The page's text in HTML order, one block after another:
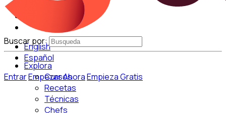
English
Español
EntrarEmpezar AhoraEmpieza Gratis
Buscar por:
Explora
Cursos
Recetas
Técnicas
Chefs